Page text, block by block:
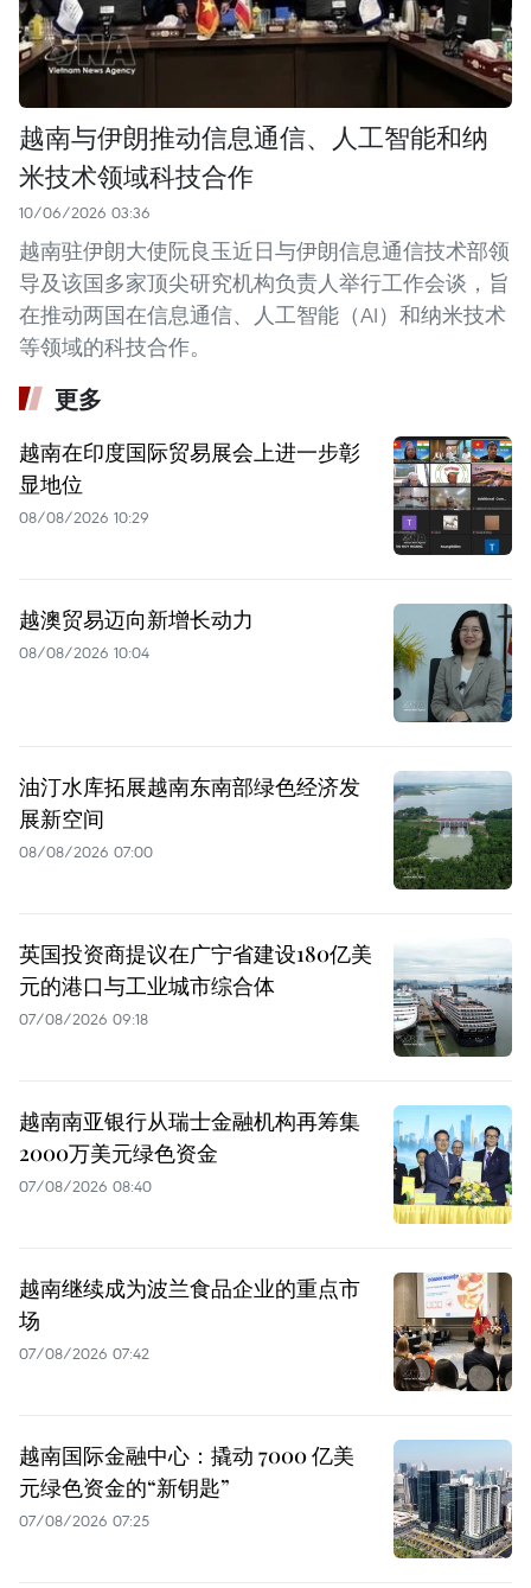
越南与伊朗推动信息通信、人工智能和纳
米技术领域科技合作
10/06/2026 03:36
越南驻伊朗大使阮良玉近日与伊朗信息通信技术部领
导及该国多家顶尖研究机构负责人举行工作会谈，旨
在推动两国在信息通信、人工智能（AI）和纳米技术
等领域的科技合作。
更多
越南在印度国际贸易展会上进一步彰
显地位
08/08/2026 10:29
越澳贸易迈向新增长动力
08/08/2026 10:04
油汀水库拓展越南东南部绿色经济发
展新空间
08/08/2026 07:00
英国投资商提议在广宁省建设180亿美
元的港口与工业城市综合体
07/08/2026 09:18
越南南亚银行从瑞士金融机构再筹集
2000万美元绿色资金
07/08/2026 08:40
越南继续成为波兰食品企业的重点市
场
07/08/2026 07:42
越南国际金融中心：撬动 7000 亿美
元绿色资金的“新钥匙”
07/08/2026 07:25